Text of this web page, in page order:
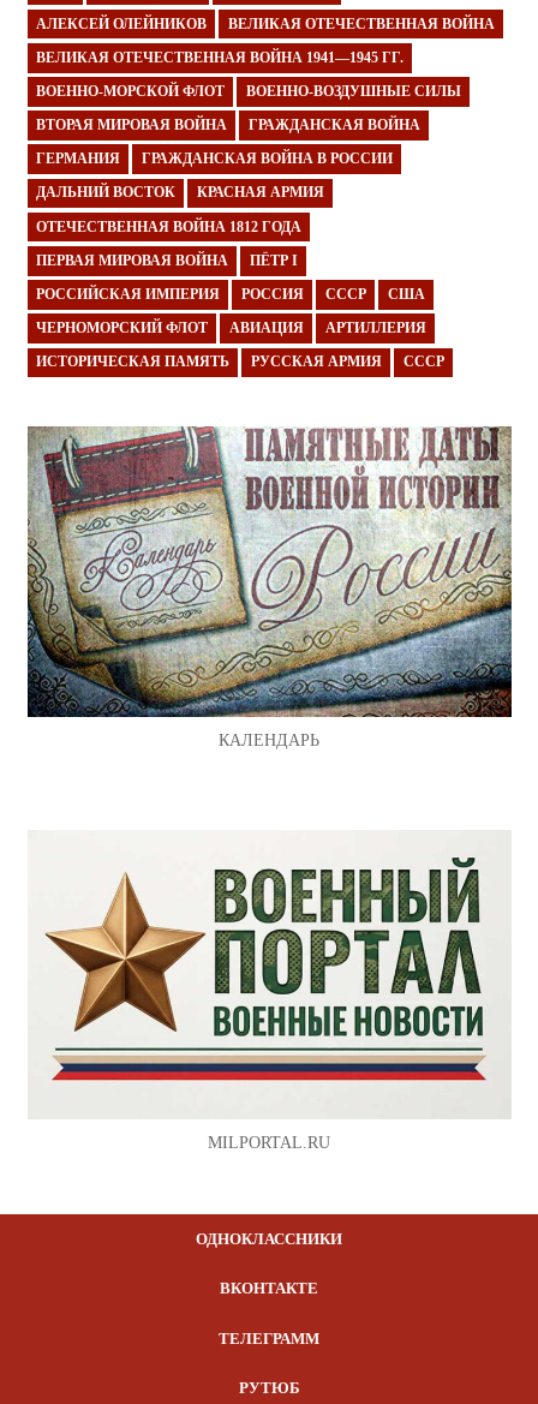
АЛЕКСЕЙ ОЛЕЙНИКОВ ВЕЛИКАЯ ОТЕЧЕСТВЕННАЯ ВОЙНА
ВЕЛИКАЯ ОТЕЧЕСТВЕННАЯ ВОЙНА 1941—1945 ГГ.
ВОЕННО-МОРСКОЙ ФЛОТ ВОЕННО-ВОЗДУШНЫЕ СИЛЫ
ВТОРАЯ МИРОВАЯ ВОЙНА ГРАЖДАНСКАЯ ВОЙНА
ГЕРМАНИЯ ГРАЖДАНСКАЯ ВОЙНА В РОССИИ
ДАЛЬНИЙ ВОСТОК КРАСНАЯ АРМИЯ
ОТЕЧЕСТВЕННАЯ ВОЙНА 1812 ГОДА
ПЕРВАЯ МИРОВАЯ ВОЙНА ПЁТР I
РОССИЙСКАЯ ИМПЕРИЯ РОССИЯ СССР США
ЧЕРНОМОРСКИЙ ФЛОТ АВИАЦИЯ АРТИЛЛЕРИЯ
ИСТОРИЧЕСКАЯ ПАМЯТЬ РУССКАЯ АРМИЯ СССР
КАЛЕНДАРЬ
MILPORTAL.RU
ОДНОКЛАССНИКИ
ВКОНТАКТЕ
ТЕЛЕГРАММ
РУТЮБ